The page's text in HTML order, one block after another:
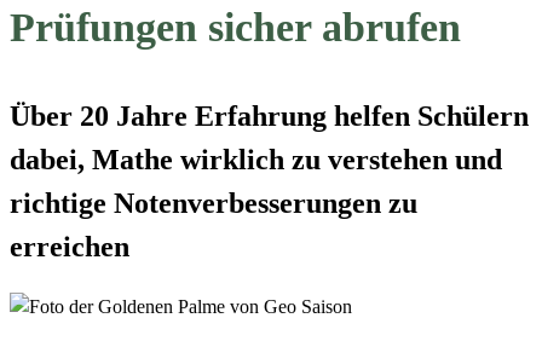
Prüfungen sicher abrufen
Über 20 Jahre Erfahrung helfen Schülern
dabei, Mathe wirklich zu verstehen und
richtige Notenverbesserungen zu
erreichen